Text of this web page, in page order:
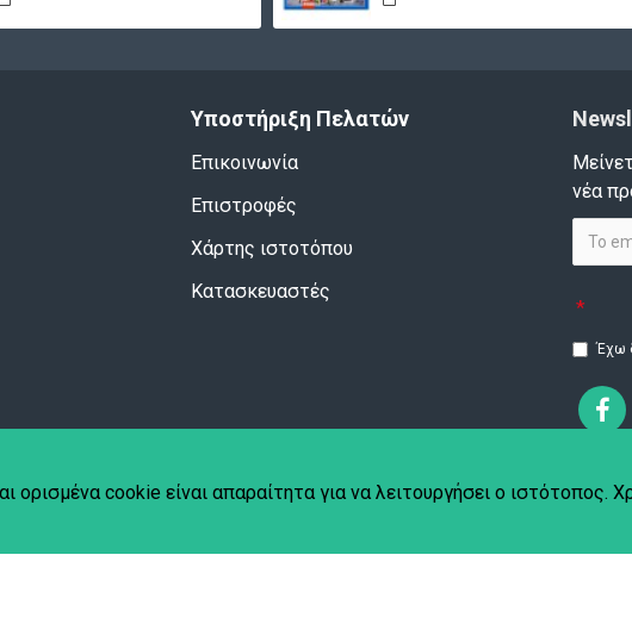
Υποστήριξη Πελατών
Επικοινωνία
Επιστροφές
Χάρτης ιστοτόπου
Κατασκευαστές
νέα
Έχω
cookie είναι απαραίτητα για να λειτουργήσει ο ιστότοπος.